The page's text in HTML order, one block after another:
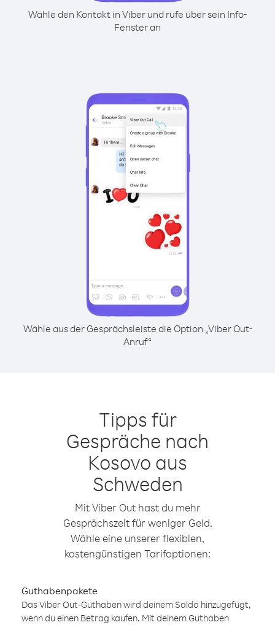
Wähle den Kontakt in Viber und rufe über sein Info-
Fenster an
Wähle aus der Gesprächsleiste die Option „Viber Out-
Anruf“
Tipps für
Gespräche nach
Kosovo aus
Schweden
Mit Viber Out hast du mehr
Gesprächszeit für weniger Geld.
Wähle eine unserer flexiblen,
kostengünstigen Tarifoptionen:
Guthabenpakete
Das Viber Out-Guthaben wird deinem Saldo hinzugefügt,
wenn du einen Betrag kaufen. Mit deinem Guthaben